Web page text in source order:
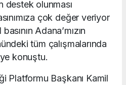
destek olunması
çok değer veriyor
Adana’mızın
tüm çalışmalarında
konuştu.
Platformu Başkanı Kamil